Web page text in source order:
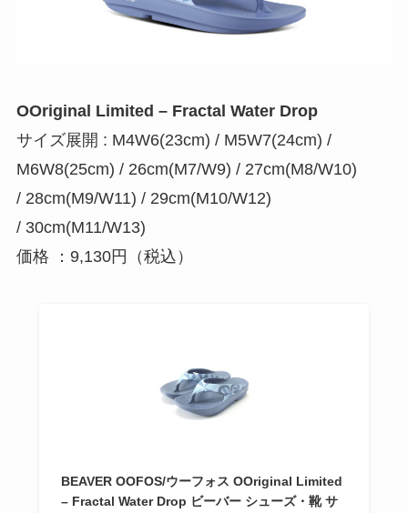
OOriginal Limited – Fractal Water Drop
サイズ展開 : M4W6(23cm) / M5W7(24cm) /
M6W8(25cm) / 26cm(M7/W9) / 27cm(M8/W10)
/ 28cm(M9/W11) / 29cm(M10/W12)
/ 30cm(M11/W13)
価格 ：9,130円（税込）
BEAVER OOFOS/ウーフォス OOriginal Limited
– Fractal Water Drop ビーバー シューズ・靴 サ